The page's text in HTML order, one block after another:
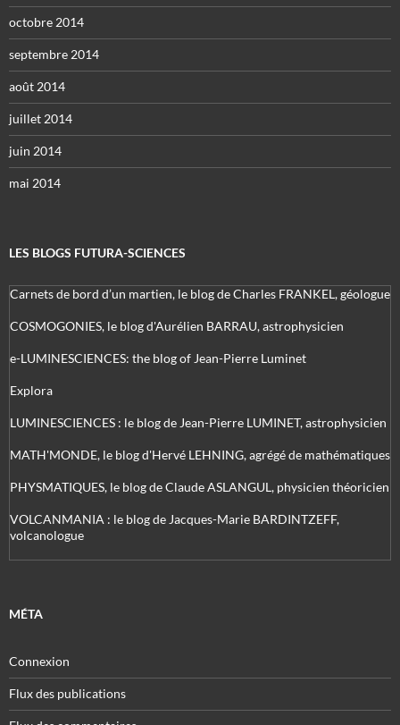
octobre 2014
septembre 2014
août 2014
juillet 2014
juin 2014
mai 2014
LES BLOGS FUTURA-SCIENCES
Carnets de bord d’un martien, le blog de Charles FRANKEL, géologue
COSMOGONIES, le blog d'Aurélien BARRAU, astrophysicien
e-LUMINESCIENCES: the blog of Jean-Pierre Luminet
Explora
LUMINESCIENCES : le blog de Jean-Pierre LUMINET, astrophysicien
MATH'MONDE, le blog d'Hervé LEHNING, agrégé de mathématiques
PHYSMATIQUES, le blog de Claude ASLANGUL, physicien théoricien
VOLCANMANIA : le blog de Jacques-Marie BARDINTZEFF,
volcanologue
MÉTA
Connexion
Flux des publications